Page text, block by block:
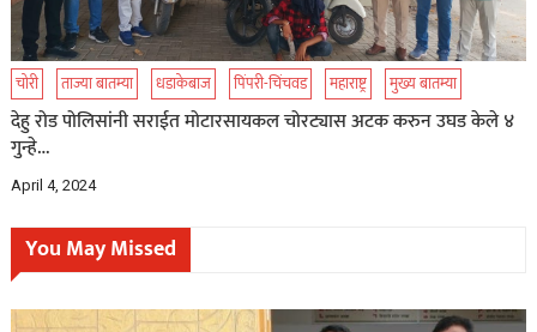
चोरी ताज्या बातम्या धडाकेबाज पिंपरी-चिंचवड महाराष्ट्र मुख्य बातम्या
देहु रोड पोलिसांनी सराईत मोटारसायकल चोरट्यास अटक करुन उघड केले ४
गुन्हे…
April 4, 2024
You May Missed